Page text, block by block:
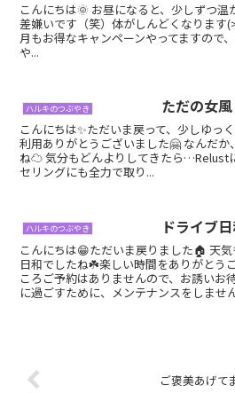
こんにちは🌞 お昼になると、少しずつ
差嫌いです（笑）体がしんどくなります
月もお得なキャンペーンやってますので
や...
ハルキのつぶやき ただの女
こんにちは✨ただいま戻って、少しゆっ
利用ありがとうございました🤗 なんだか
ね☁️ 気分もどんよりしてきたら…Relust
セリングにも全力で取り...
ハルキのつぶやき ドライブ
こんにちは😁ただいま戻りました🏠 天
日和でしたね☘️楽しい時間をありがとう
ころご予約はありませんので、お誘いお
に過ごすために、メンテナンスをしませ
ご褒美あげて